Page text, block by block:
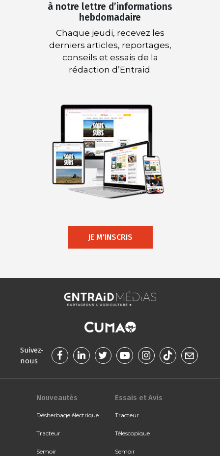
à notre lettre d’informations
hebdomadaire
Chaque jeudi, recevez les
derniers articles, reportages,
conseils et essais de la
rédaction d’Entraid.
JE M'INSCRIS
Suivez-
nous
Nouveautés
Désherbage électrique
Tracteur
Semoir
Essais et Avis
Tracteur
Télescopique
Semoir